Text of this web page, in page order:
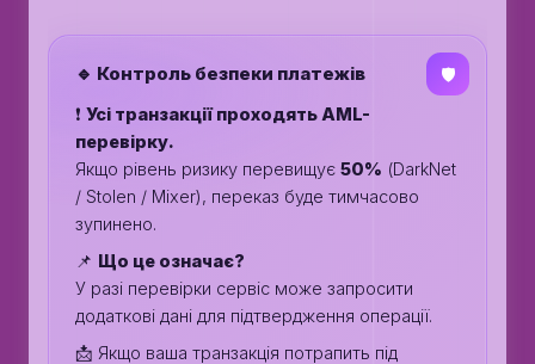
🛡️
🔹 Контроль безпеки платежів
❗️ Усі транзакції проходять AML-
перевірку.
Якщо рівень ризику перевищує 50% (DarkNet
/ Stolen / Mixer), переказ буде тимчасово
зупинено.
📌 Що це означає?
У разі перевірки сервіс може запросити
додаткові дані для підтвердження операції.
📩 Якщо ваша транзакція потрапить під